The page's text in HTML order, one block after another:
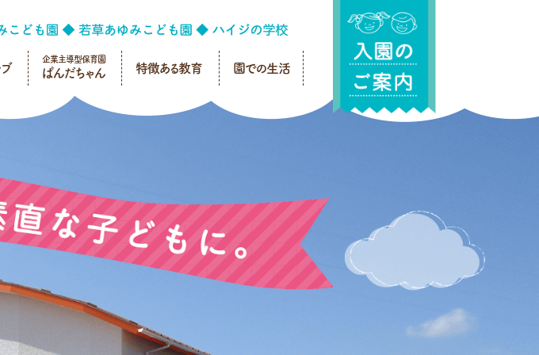
企業主導型保育園
ぱんだちゃん 特徴ある教育 園での生活